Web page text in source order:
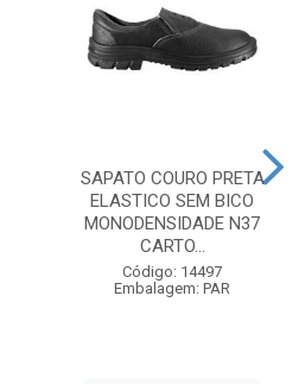
SAPATO COURO PRETA
ELASTICO SEM BICO
MONODENSIDADE N37
CARTO...
Código: 14497
Embalagem: PAR